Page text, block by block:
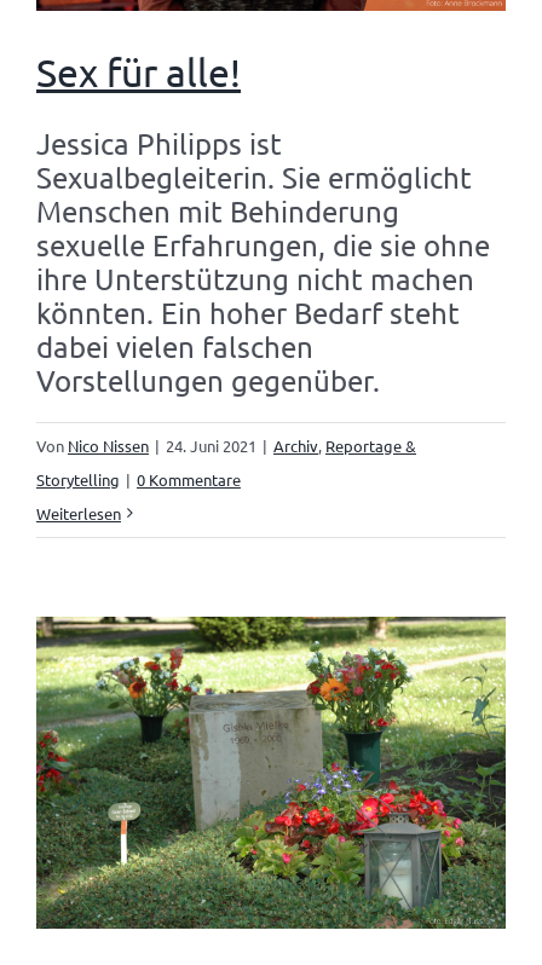
Sex für alle!
Jessica Philipps ist
Sexualbegleiterin. Sie ermöglicht
Menschen mit Behinderung
sexuelle Erfahrungen, die sie ohne
ihre Unterstützung nicht machen
könnten. Ein hoher Bedarf steht
dabei vielen falschen
Vorstellungen gegenüber.
Von Nico Nissen | 24. Juni 2021 | Archiv, Reportage &
Storytelling | 0 Kommentare
Weiterlesen